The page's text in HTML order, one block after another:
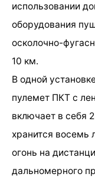
использовании
оборудования
осколочно-
10 км.
В одной
пулемет ПКТ с
включает в себя
хранится восемь
огонь на
дальномерного